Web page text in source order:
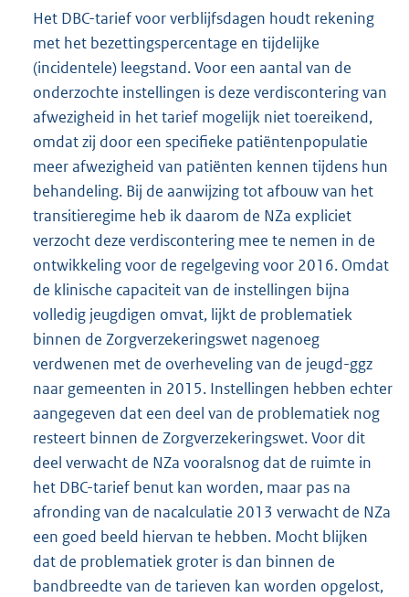
Het DBC-tarief voor verblijfsdagen houdt rekening
met het bezettingspercentage en tijdelijke
(incidentele) leegstand. Voor een aantal van de
onderzochte instellingen is deze verdiscontering van
afwezigheid in het tarief mogelijk niet toereikend,
omdat zij door een specifieke patiëntenpopulatie
meer afwezigheid van patiënten kennen tijdens hun
behandeling. Bij de aanwijzing tot afbouw van het
transitieregime heb ik daarom de NZa expliciet
verzocht deze verdiscontering mee te nemen in de
ontwikkeling voor de regelgeving voor 2016. Omdat
de klinische capaciteit van de instellingen bijna
volledig jeugdigen omvat, lijkt de problematiek
binnen de Zorgverzekeringswet nagenoeg
verdwenen met de overheveling van de jeugd-ggz
naar gemeenten in 2015. Instellingen hebben echter
aangegeven dat een deel van de problematiek nog
resteert binnen de Zorgverzekeringswet. Voor dit
deel verwacht de NZa vooralsnog dat de ruimte in
het DBC-tarief benut kan worden, maar pas na
afronding van de nacalculatie 2013 verwacht de NZa
een goed beeld hiervan te hebben. Mocht blijken
dat de problematiek groter is dan binnen de
bandbreedte van de tarieven kan worden opgelost,